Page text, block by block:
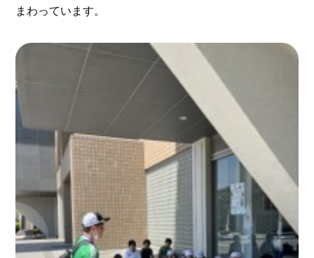
まわっています。